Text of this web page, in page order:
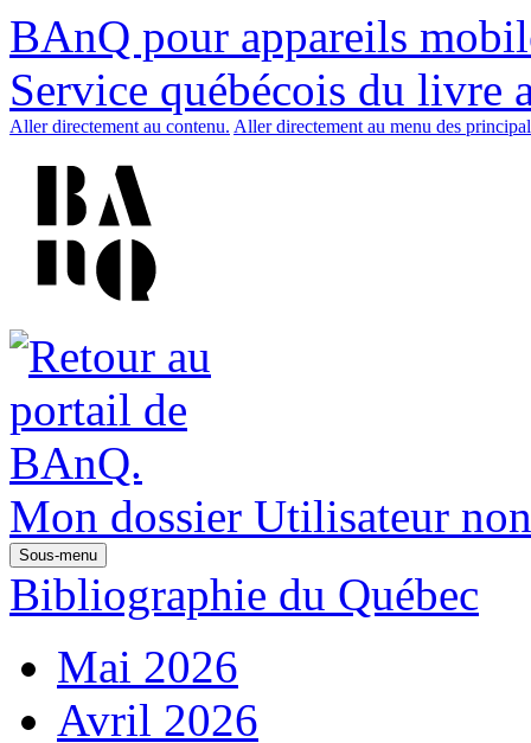
BAnQ pour appareils
Service québécois du livre
Aller directement au contenu. Aller directement au menu des
Mon dossier Utilisateur
Sous-menu
Bibliographie du Québec
Mai 2026
Avril 2026